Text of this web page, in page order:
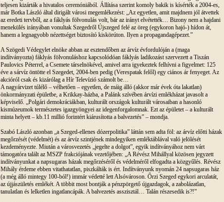
teljesen kizárták a hivatalos ceremóniából. Állítása szerint komoly bakik is kísérték a 2004-es,
már Botka László által dirigált városi megemlékezést: „Az egyetlen, amit majdnem jól átvettek
az eredeti tervből, az a fáklyás fölvonulás volt, bár az irányt elvétették… Bizony nem a hajdani
menekülés irányában vonultak Szegedről Újszeged felé az öreg (egykoron hajó-) hídon át,
hanem a legnagyobb nézettséget biztosító kiskörúton. Ilyen a propagandagépezet.”
A Szögedi Védegylet elnöke abban az esztendőben az árvíz évfordulóján a (maga
indítványozta) fáklyás fölvonuláshoz kapcsolódóan fáklyás ladikozást szervezett a Tiszán
Paulovics Péterrel, a Csemete társelnökével, amivel arra igyekeztek felhívni a figyelmet: 125
éve a sárvíz öntötte el Szegedet, 2004-ben pedig (Verespatak felől) egy ciános ár fenyeget. Az
akcióról csak és kizárólag a Hír Televízió számolt be…
A nagyárvizet túlélő – vélhetően – egyetlen, de máig álló (akkor már évek óta lakatlan)
önkormányzati épületbe, a Krikkay-házba, a Palánk szívében árvízi emlékházat javasolt a
képviselő. „Polgári demokráciákban, kulturált országok kulturált városaiban a hasonló
kismúzeumok természetes igazgyöngyei az idegenforgalomnak. Ezt az épületet – a kulturált
minta helyett – kb.11 millió forintért kiárusította a balvezetés” – mondja.
Szabó László azonban „a Szeged-ellenes dózerpolitika” láttán sem adta föl: az árvíz előtti házak
megőrzését (védelmét) és az árvíz szintjének mindegyiken emléktáblával való jelölését
kezdeményezte. Miután a városvezetés „jegelte a dolgot”, egyik indítványához nem várt
támogatóra talált az MSZP frakciójának vezetőjében: „A Révész Mihállyal közösen jegyzett
indítványunkat a napsugaras házak megőrzéséről és védelméről elfogadta a közgyűlés. Révész
Mihály érdeme ebben vitathatatlan, piszkálták is ért. Indítványunk nyomán 24 napsugaras ház
(a még álló mintegy 100-ból!) immár védetté lett Alsóvároson. Őrzi Szeged egykori arculatát,
az újjászületés emlékét. A többit most bontják a pénzpörgető újgazdagok, a zabolázatlan,
tanulatlan és lelketlen ingatlancápák. A balvezetés asszisztál… Talán részesedik is?!”